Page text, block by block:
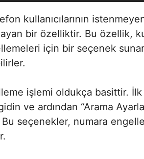
kullanıcılarının
bir özelliktir. Bu özellik,
için bir seçenek
işlemi oldukça basittir. İlk
ve ardından “Arama
seçenekler, numara